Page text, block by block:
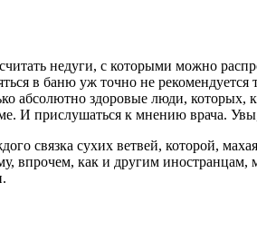
недуги, с которыми можно
в баню уж точно не рекомендуется
здоровые люди, которых,
И прислушаться к мнению врача.
связка сухих ветвей, которой,
впрочем, как и другим